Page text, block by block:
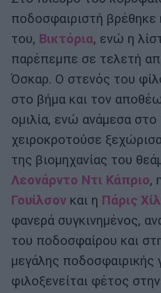
ποδοσφαιριστή
του, Βικτόρια, ενώ η
παρέπεμπε σε τελετή
Όσκαρ. Ο στενός του
στο βήμα και τον
ομιλία, ενώ ανάμεσα
χειροκροτούσε
της βιομηχανίας του
Λεονάρντο Ντι Κάπριο,
Γουίλσον και η Πάρις
φανερά συγκινημένος,
του ποδοσφαίρου και
μεγάλης ποδοσφαιρικής
φιλοξενείται φέτος